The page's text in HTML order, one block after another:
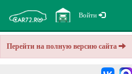
Перейти на полную версию сайта
Войти